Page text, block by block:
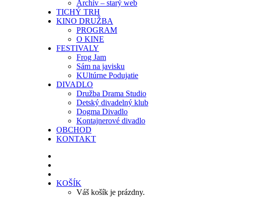
Archív – starý web
TICHÝ TRH
KINO DRUŽBA
PROGRAM
O KINE
FESTIVALY
Frog Jam
Sám na javisku
KUltúrne Podujatie
DIVADLO
Družba Drama Studio
Detský divadelný klub
Dogma Divadlo
Kontajnerové divadlo
OBCHOD
KONTAKT
KOŠÍK
Váš košík je prázdny.